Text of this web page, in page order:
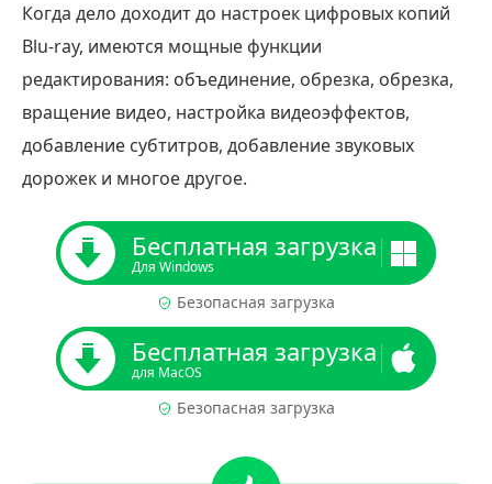
Когда дело доходит до настроек цифровых копий
Blu-ray, имеются мощные функции
редактирования: объединение, обрезка, обрезка,
вращение видео, настройка видеоэффектов,
добавление субтитров, добавление звуковых
дорожек и многое другое.
Бесплатная загрузка
Для Windows
Безопасная загрузка
Бесплатная загрузка
для MacOS
Безопасная загрузка